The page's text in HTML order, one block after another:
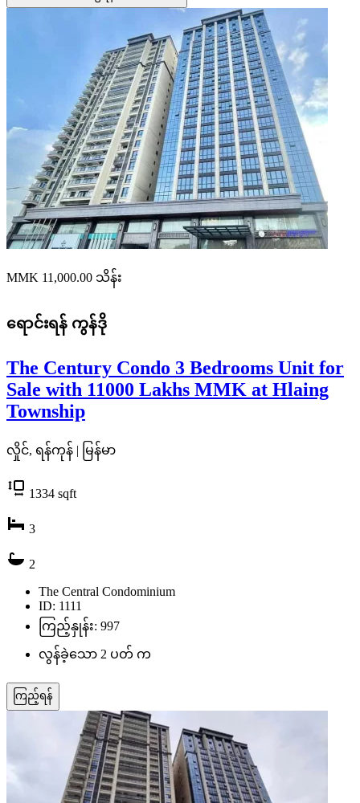
MMK 11,000.00 သိန်း
ရောင်းရန် ကွန်ဒို
The Century Condo 3 Bedrooms Unit for
Sale with 11000 Lakhs MMK at Hlaing
Township
လှိုင်, ရန်ကုန် | မြန်မာ
1334 sqft
3
2
The Central Condominium
ID: 1111
ကြည့်နှုန်း: 997
လွန်ခဲ့သော 2 ပတ် က
ကြည့်ရန်